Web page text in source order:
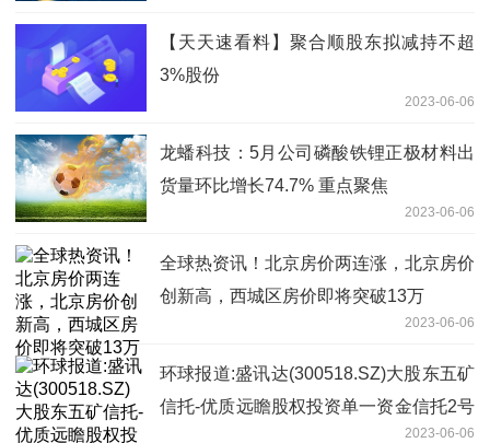
【天天速看料】聚合顺股东拟减持不超
3%股份
2023-06-06
龙蟠科技：5月公司磷酸铁锂正极材料出
货量环比增长74.7% 重点聚焦
2023-06-06
全球热资讯！北京房价两连涨，北京房价
创新高，西城区房价即将突破13万
2023-06-06
环球报道:盛讯达(300518.SZ)大股东五矿
信托-优质远瞻股权投资单一资金信托2号
2023-06-06